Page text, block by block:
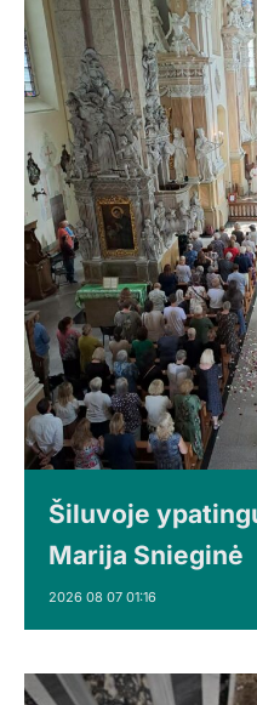
Šiluvoje
Marija Snieginė
2026 08 07 01:16